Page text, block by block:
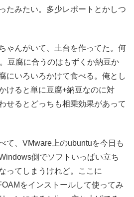
たみたい。多少レポートとかしつ
ゃんがいて、土台を作ってた。何
豆腐に合うのはもずくか納豆か
にいろいろかけて食べる。俺とし
けると単に豆腐+納豆なのに対
せるとどっちも相乗効果があって
て、VMware上のubuntuを今日も
側でソフトいっぱい立ち
ってしまうけれど。ここに
をインストールして使ってみ